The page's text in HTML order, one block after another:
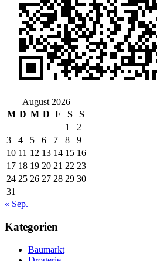
August 2026
M D M D F S
S
1
2
3
4 5 6 7 8
9
10 11 12 13 14 15 16
17 18 19 20 21 22 23
24 25 26 27 28 29 30
31
« Sep.
Kategorien
Baumarkt